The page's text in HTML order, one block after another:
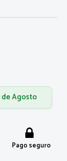
de Agosto
Pago seguro